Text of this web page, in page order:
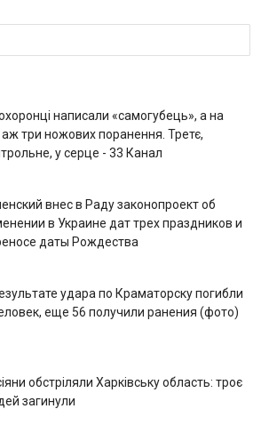
написали «самогубець», а на
аж три ножових поранення. Третє,
у серце - 33 Канал
внес в Раду законопроект об
в Украине дат трех праздников и
даты Рождества
удара по Краматорску погибли
еще 56 получили ранения (фото)
обстріляли Харківську область: троє
загинули